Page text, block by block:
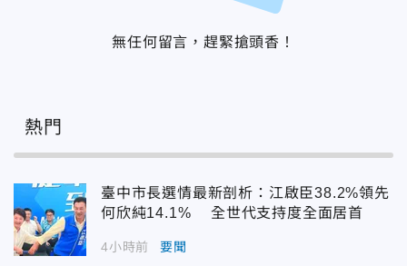
無任何留言，趕緊搶頭香！
熱門
臺中市長選情最新剖析：江啟臣38.2%領先
何欣純14.1% 全世代支持度全面居首
4小時前 要聞